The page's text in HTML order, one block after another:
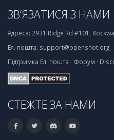
ЗВ’ЯЗАТИСЯ З НАМИ
Адреса: 2931 Ridge Rd #101,
Ел. пошта: support@openshot.org
Підтримка Ел. пошта · Форум ·
СТЕЖТЕ ЗА НАМИ